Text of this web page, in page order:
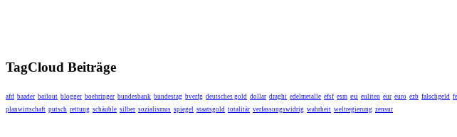
TagCloud Beiträge
afd baader bailout blogger boehringer bundesbank bundestag bverfg deutsches gold dollar draghi edelmetalle efsf esm eu euliten eur euro ezb falschgeld
planwirtschaft putsch rettung schäuble silber sozialismus spiegel staatsgold totalitär verfassungswidrig wahrheit weltregierung zensur